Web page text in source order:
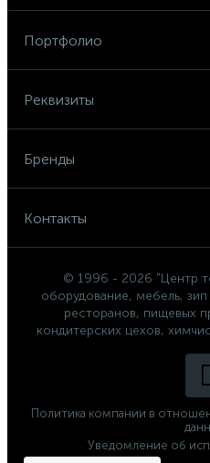
Портфолио
Реквизиты
Бренды
Контакты
© 1996 - 2026 "Центр
оборудование, мебель,
ресторанов, пищевых
кондитерских цехов,
Политика компании в
Уведомление об